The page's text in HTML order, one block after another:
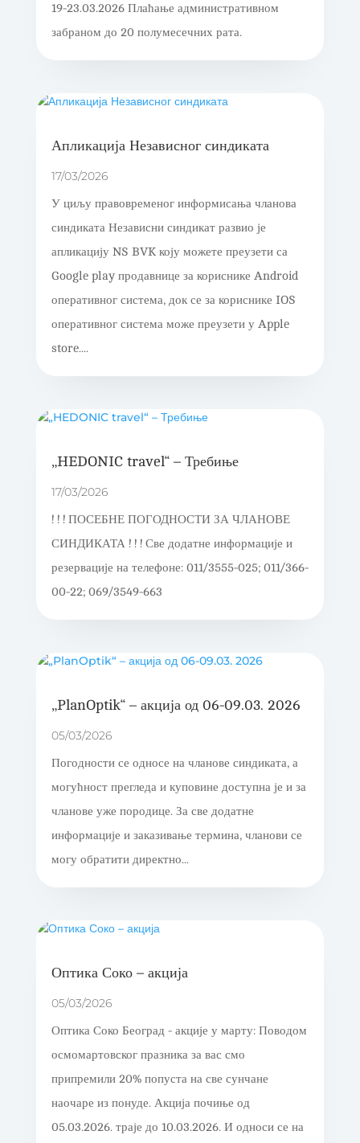
19-23.03.2026 Плаћање административном
забраном до 20 полумесечних рата.
Апликација Независног синдиката
17/03/2026
У циљу правовременог информисања чланова
синдиката Независни синдикат развио је
апликацију NS BVK коју можете преузети са
Google play продавнице за кориснике Android
оперативног система, док се за кориснике IOS
оперативног система може преузети у Apple
store....
„HEDONIC travel“ – Требиње
17/03/2026
! ! ! ПОСЕБНЕ ПОГОДНОСТИ ЗА ЧЛАНОВЕ
СИНДИКАТА ! ! ! Све додатне информације и
резервације на телефоне: 011/3555-025; 011/366-
00-22; 069/3549-663
„PlanOptik“ – акција од 06-09.03. 2026
05/03/2026
Погодности се односе на чланове синдиката, а
могућност прегледа и куповине доступна је и за
чланове уже породице. За све додатне
информације и заказивање термина, чланови се
могу обратити директно...
Оптика Соко – акција
05/03/2026
Оптика Соко Београд - акције у марту: Поводом
осмомартовског празника за вас смо
припремили 20% попуста на све сунчане
наочаре из понуде. Акција почиње од
05.03.2026. траје до 10.03.2026. И односи се на